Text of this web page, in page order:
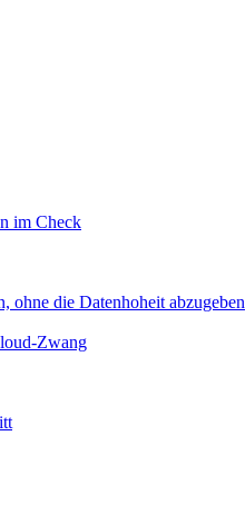
im Check
die Datenhoheit abzugeben
Zwang